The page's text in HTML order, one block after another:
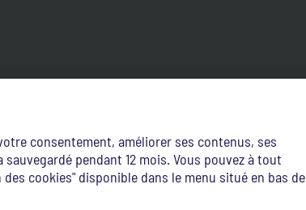
consentement, améliorer ses contenus, ses
pendant 12 mois. Vous pouvez à tout
cookies" disponible dans le menu situé en bas de